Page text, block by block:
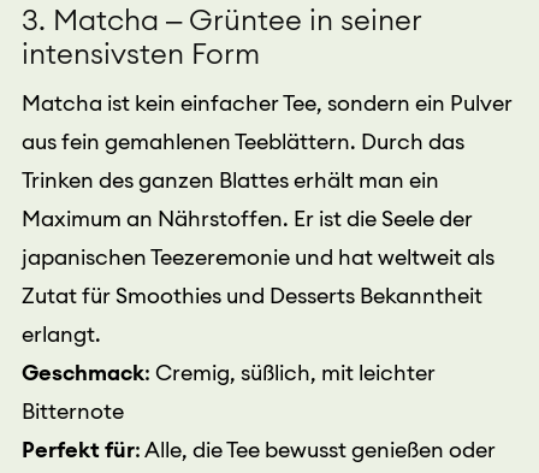
3. Matcha – Grüntee in seiner
intensivsten Form
Matcha ist kein einfacher Tee, sondern ein Pulver
aus fein gemahlenen Teeblättern. Durch das
Trinken des ganzen Blattes erhält man ein
Maximum an Nährstoffen. Er ist die Seele der
japanischen Teezeremonie und hat weltweit als
Zutat für Smoothies und Desserts Bekanntheit
erlangt.
Geschmack: Cremig, süßlich, mit leichter
Bitternote
Perfekt für: Alle, die Tee bewusst genießen oder